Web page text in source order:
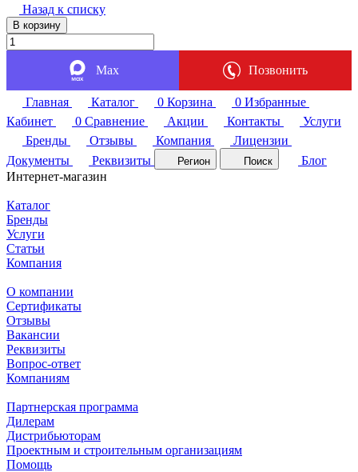
Назад к списку
В корзину
Max Позвонить
Главная Каталог 0 Корзина 0 Избранные
Кабинет
0 Сравнение Акции Контакты
Услуги
Бренды
Отзывы Компания
Лицензии
Документы
Реквизиты Регион Поиск
Блог
Интернет-магазин
Каталог
Бренды
Услуги
Статьи
Компания
О компании
Сертификаты
Отзывы
Вакансии
Реквизиты
Вопрос-ответ
Компаниям
Партнерская программа
Дилерам
Дистрибьюторам
Проектным и строительным организациям
Помощь